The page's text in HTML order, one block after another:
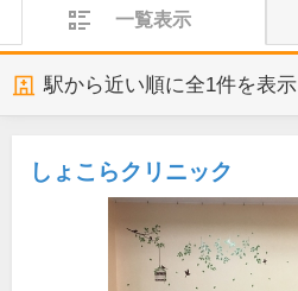
一覧表示
駅から近い順に全1件を表示
しょこらクリニック